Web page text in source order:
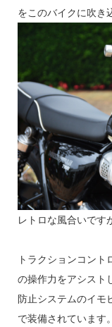
をこのバイクに吹き
レトロな風合いです
トラクションコン
の操作力をアシスト
防止システムのイモ
で装備されています。